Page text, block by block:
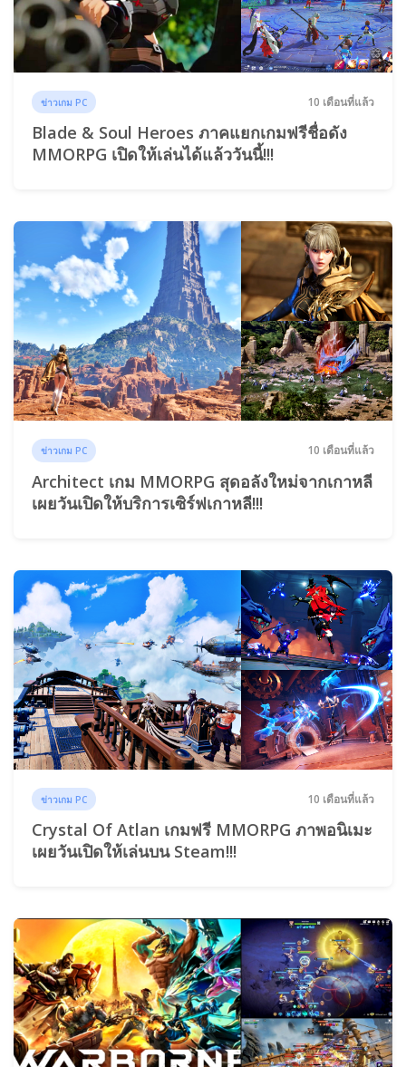
ข่าวเกม PC 10 เดือนที่แล้ว
Blade & Soul Heroes ภาคแยกเกมฟรีชื่อดัง
MMORPG เปิดให้เล่นได้แล้ววันนี้!!!
ข่าวเกม PC 10 เดือนที่แล้ว
Architect เกม MMORPG สุดอลังใหม่จากเกาหลี
เผยวันเปิดให้บริการเซิร์ฟเกาหลี!!!
ข่าวเกม PC 10 เดือนที่แล้ว
Crystal Of Atlan เกมฟรี MMORPG ภาพอนิเมะ
เผยวันเปิดให้เล่นบน Steam!!!